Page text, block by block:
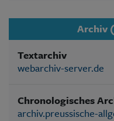
Archiv
Textarchiv
webarchiv-server.de
Chronologisches
archiv.preussische-